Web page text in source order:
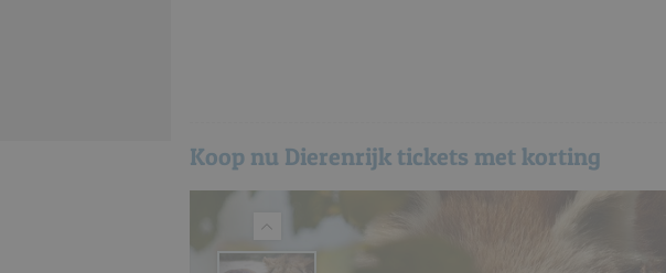
Koop nu Dierenrijk tickets met korting